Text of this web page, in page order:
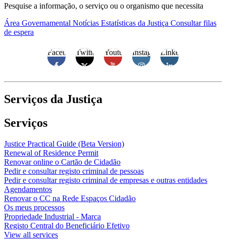
Pesquise a informação, o serviço ou o organismo que necessita
Área Governamental Notícias Estatísticas da Justiça Consultar filas
de espera
FacebookTwitter Youtube InstagramLinkedin
Serviços da Justiça
Serviços
Justice Practical Guide (Beta Version)
Renewal of Residence Permit
Renovar online o Cartão de Cidadão
Pedir e consultar registo criminal de pessoas
Pedir e consultar registo criminal de empresas e outras entidades
Agendamentos
Renovar o CC na Rede Espaços Cidadão
Os meus processos
Propriedade Industrial - Marca
Registo Central do Beneficiário Efetivo
View all services